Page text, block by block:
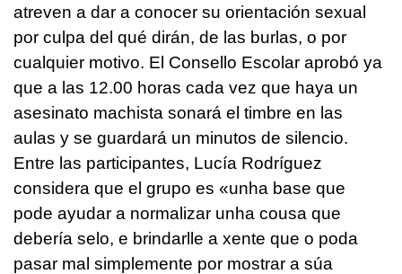
atreven a dar a conocer su orientación sexual
por culpa del qué dirán, de las burlas, o por
cualquier motivo. El Consello Escolar aprobó ya
que a las 12.00 horas cada vez que haya un
asesinato machista sonará el timbre en las
aulas y se guardará un minutos de silencio.
Entre las participantes, Lucía Rodríguez
considera que el grupo es «unha base que
pode ayudar a normalizar unha cousa que
debería selo, e brindarlle a xente que o poda
pasar mal simplemente por mostrar a súa